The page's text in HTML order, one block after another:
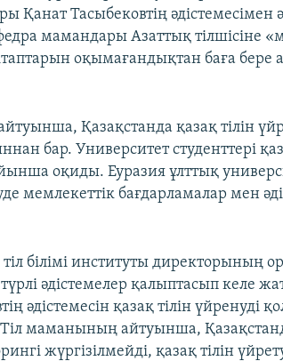
Қанат Тасыбековтің әдістемесімен
мамандары Азаттық тілшісіне
оқымағандықтан баға бере
Қазақстанда қазақ тілін
бар. Университет студенттері
оқиды. Еуразия ұлттық
мемлекеттік бағдарламалар мен
білімі институты директорының
әдістемелер қалыптасып келе
әдістемесін қазақ тілін үйренуді
Тіл маманының айтуынша,
жүргізілмейді, қазақ тілін